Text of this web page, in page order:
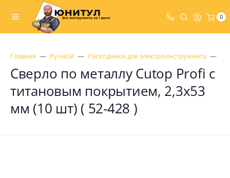
0
Главная Ручной Расходники для электроинструмента
Сверло по металлу Cutop Profi с
титановым покрытием, 2,3х53
мм (10 шт) ( 52-428 )